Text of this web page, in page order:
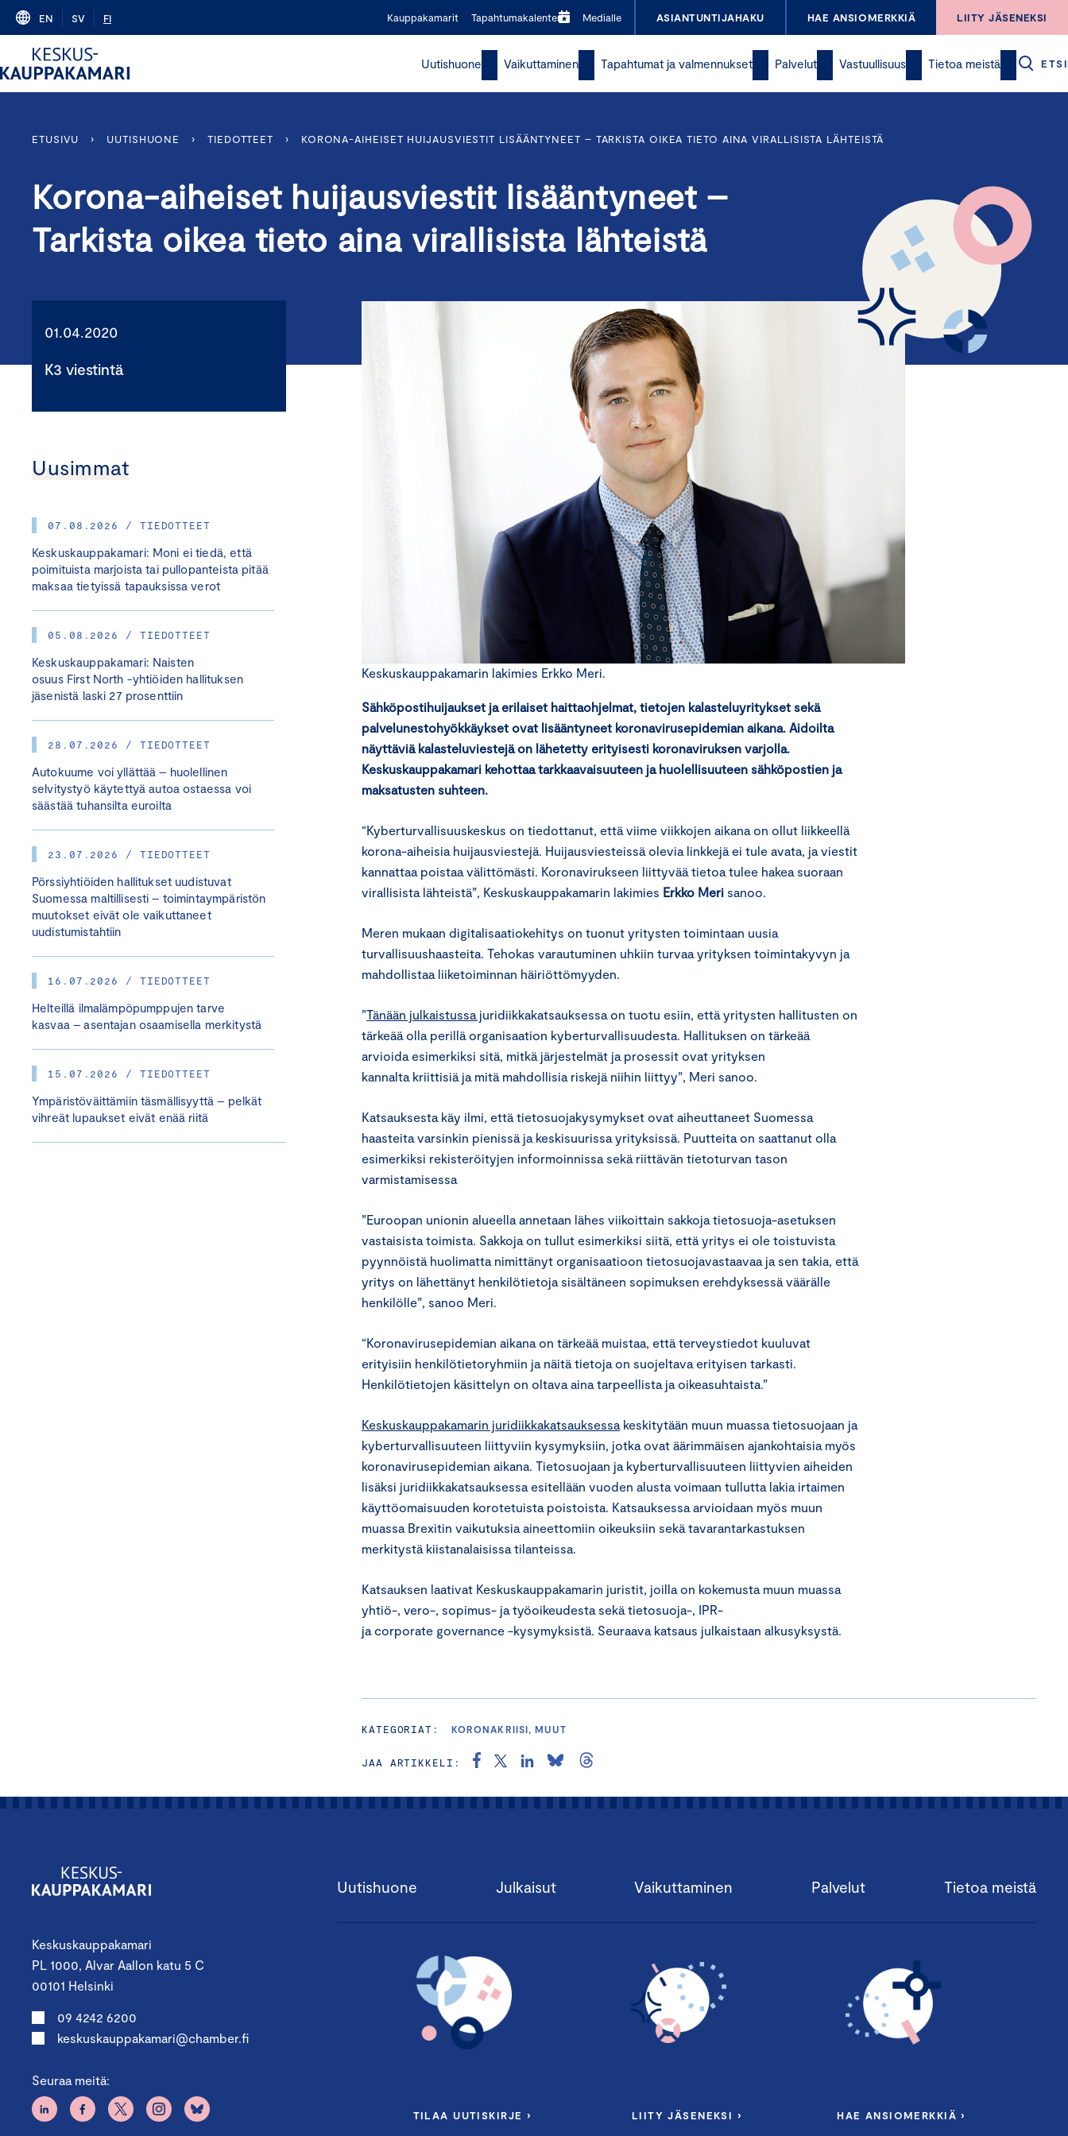
Skip
content
EN SV FI Kauppakamarit Tapahtumakalenteri Medialle ASIANTUNTIJAHAKU HAE ANSIOMERKKIÄ LIITY JÄSENEKSI
Uutishuone Vaikuttaminen Tapahtumat ja valmennukset Palvelut Vastuullisuus Tietoa meistä ETSI
ETUSIVU › UUTISHUONE › TIEDOTTEET › KORONA-AIHEISET HUIJAUSVIESTIT LISÄÄNTYNEET – TARKISTA OIKEA TIETO AINA VIRALLISISTA LÄHTEISTÄ
Korona-aiheiset huijausviestit lisääntyneet –
Tarkista oikea tieto aina virallisista lähteistä
01.04.2020
K3 viestintä
Uusimmat
07.08.2026 / TIEDOTTEET
Keskuskauppakamari: Moni ei tiedä, että
poimituista marjoista tai pullopanteista pitää
maksaa tietyissä tapauksissa verot
05.08.2026 / TIEDOTTEET
Keskuskauppakamari: Naisten
osuus First North -yhtiöiden hallituksen
jäsenistä laski 27 prosenttiin
28.07.2026 / TIEDOTTEET
Autokuume voi yllättää – huolellinen
selvitystyö käytettyä autoa ostaessa voi
säästää tuhansilta euroilta
23.07.2026 / TIEDOTTEET
Pörssiyhtiöiden hallitukset uudistuvat
Suomessa maltillisesti – toimintaympäristön
muutokset eivät ole vaikuttaneet
uudistumistahtiin
16.07.2026 / TIEDOTTEET
Helteillä ilmalämpöpumppujen tarve
kasvaa – asentajan osaamisella merkitystä
15.07.2026 / TIEDOTTEET
Ympäristöväittämiin täsmällisyyttä – pelkät
vihreät lupaukset eivät enää riitä
Keskuskauppakamarin lakimies Erkko Meri.
Sähköpostihuijaukset ja erilaiset haittaohjelmat, tietojen kalasteluyritykset sekä
palvelunestohyökkäykset ovat lisääntyneet koronavirusepidemian aikana. Aidoilta
näyttäviä kalasteluviestejä on lähetetty erityisesti koronaviruksen varjolla.
Keskuskauppakamari kehottaa tarkkaavaisuuteen ja huolellisuuteen sähköpostien ja
maksatusten suhteen.
“Kyberturvallisuuskeskus on tiedottanut, että viime viikkojen aikana on ollut liikkeellä
korona-aiheisia huijausviestejä. Huijausviesteissä olevia linkkejä ei tule avata, ja viestit
kannattaa poistaa välittömästi. Koronavirukseen liittyvää tietoa tulee hakea suoraan
virallisista lähteistä”, Keskuskauppakamarin lakimies Erkko Meri sanoo.
Meren mukaan digitalisaatiokehitys on tuonut yritysten toimintaan uusia
turvallisuushaasteita. Tehokas varautuminen uhkiin turvaa yrityksen toimintakyvyn ja
mahdollistaa liiketoiminnan häiriöttömyyden.
”Tänään julkaistussa juridiikkakatsauksessa on tuotu esiin, että yritysten hallitusten on
tärkeää olla perillä organisaation kyberturvallisuudesta. Hallituksen on tärkeää
arvioida esimerkiksi sitä, mitkä järjestelmät ja prosessit ovat yrityksen
kannalta kriittisiä ja mitä mahdollisia riskejä niihin liittyy”, Meri sanoo.
Katsauksesta käy ilmi, että tietosuojakysymykset ovat aiheuttaneet Suomessa
haasteita varsinkin pienissä ja keskisuurissa yrityksissä. Puutteita on saattanut olla
esimerkiksi rekisteröityjen informoinnissa sekä riittävän tietoturvan tason
varmistamisessa
”Euroopan unionin alueella annetaan lähes viikoittain sakkoja tietosuoja-asetuksen
vastaisista toimista. Sakkoja on tullut esimerkiksi siitä, että yritys ei ole toistuvista
pyynnöistä huolimatta nimittänyt organisaatioon tietosuojavastaavaa ja sen takia, että
yritys on lähettänyt henkilötietoja sisältäneen sopimuksen erehdyksessä väärälle
henkilölle”, sanoo Meri.
“Koronavirusepidemian aikana on tärkeää muistaa, että terveystiedot kuuluvat
erityisiin henkilötietoryhmiin ja näitä tietoja on suojeltava erityisen tarkasti.
Henkilötietojen käsittelyn on oltava aina tarpeellista ja oikeasuhtaista.”
Keskuskauppakamarin juridiikkakatsauksessa keskitytään muun muassa tietosuojaan ja
kyberturvallisuuteen liittyviin kysymyksiin, jotka ovat äärimmäisen ajankohtaisia myös
koronavirusepidemian aikana. Tietosuojaan ja kyberturvallisuuteen liittyvien aiheiden
lisäksi juridiikkakatsauksessa esitellään vuoden alusta voimaan tullutta lakia irtaimen
käyttöomaisuuden korotetuista poistoista. Katsauksessa arvioidaan myös muun
muassa Brexitin vaikutuksia aineettomiin oikeuksiin sekä tavarantarkastuksen
merkitystä kiistanalaisissa tilanteissa.
Katsauksen laativat Keskuskauppakamarin juristit, joilla on kokemusta muun muassa
yhtiö-, vero-, sopimus- ja työoikeudesta sekä tietosuoja-, IPR-
ja corporate governance -kysymyksistä. Seuraava katsaus julkaistaan alkusyksystä.
KATEGORIAT: KORONAKRIISI, MUUT
JAA ARTIKKELI:
Keskuskauppakamari
PL 1000, Alvar Aallon katu 5 C
00101 Helsinki
09 4242 6200
keskuskauppakamari@chamber.fi
Seuraa meitä:
Uutishuone Julkaisut Vaikuttaminen Palvelut Tietoa meistä
TILAA UUTISKIRJE › LIITY JÄSENEKSI › HAE ANSIOMERKKIÄ ›